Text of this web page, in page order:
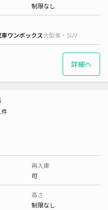
制限なし
ワンボックス大型車・SUV
詳細へ
再入庫
可
高さ
制限なし